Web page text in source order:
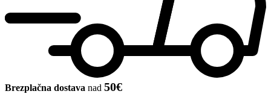
Brezplačna dostava nad 50€